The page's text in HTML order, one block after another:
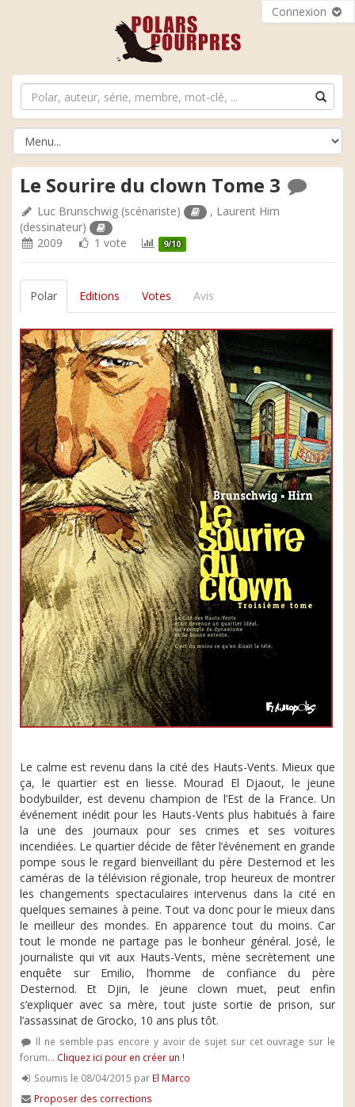
Connexion
Le Sourire du clown Tome 3
Luc Brunschwig (scénariste) , Laurent Hirn
(dessinateur)
2009
1 vote 9/10
Polar Editions Votes Avis
Le calme est revenu dans la cité des Hauts-Vents. Mieux que
ça, le quartier est en liesse. Mourad El Djaout, le jeune
bodybuilder, est devenu champion de l’Est de la France. Un
événement inédit pour les Hauts-Vents plus habitués à faire
la une des journaux pour ses crimes et ses voitures
incendiées. Le quartier décide de fêter l’événement en grande
pompe sous le regard bienveillant du père Desternod et les
caméras de la télévision régionale, trop heureux de montrer
les changements spectaculaires intervenus dans la cité en
quelques semaines à peine. Tout va donc pour le mieux dans
le meilleur des mondes. En apparence tout du moins. Car
tout le monde ne partage pas le bonheur général. José, le
journaliste qui vit aux Hauts-Vents, mène secrètement une
enquête sur Emilio, l’homme de confiance du père
Desternod. Et Djin, le jeune clown muet, peut enfin
s’expliquer avec sa mère, tout juste sortie de prison, sur
l’assassinat de Grocko, 10 ans plus tôt.
Il ne semble pas encore y avoir de sujet sur cet ouvrage sur le
forum... Cliquez ici pour en créer un !
Soumis le 08/04/2015 par El Marco
Proposer des corrections